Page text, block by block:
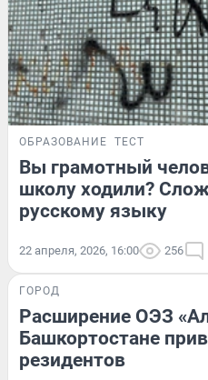
ОБРАЗОВАНИЕ ТЕСТ
Вы грамотный
школу ходили?
русскому языку
22 апреля, 2026, 16:00 256
ГОРОД
Расширение ОЭЗ
Башкортостане
резидентов